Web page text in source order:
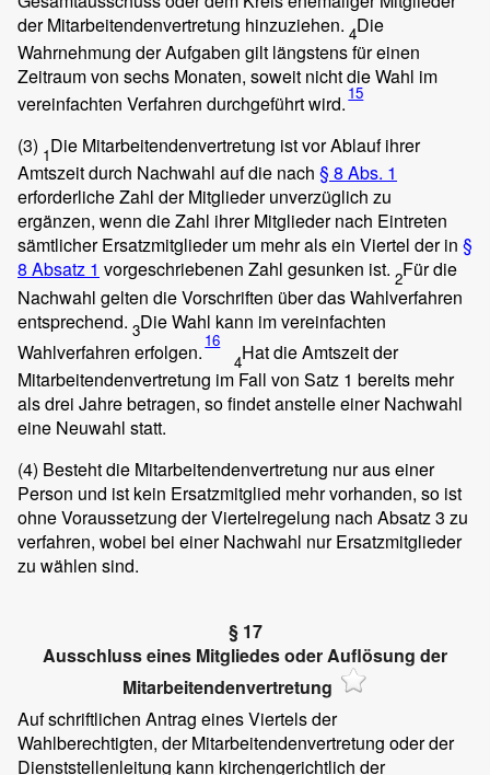
der Mitarbeitendenvertretung hinzuziehen. 4Die
Wahrnehmung der Aufgaben gilt längstens für einen
Zeitraum von sechs Monaten, soweit nicht die Wahl im
vereinfachten Verfahren durchgeführt wird. 15
(3) 1Die Mitarbeitendenvertretung ist vor Ablauf ihrer
Amtszeit durch Nachwahl auf die nach § 8 Abs. 1
erforderliche Zahl der Mitglieder unverzüglich zu
ergänzen, wenn die Zahl ihrer Mitglieder nach Eintreten
sämtlicher Ersatzmitglieder um mehr als ein Viertel der in §
8 Absatz 1 vorgeschriebenen Zahl gesunken ist. 2Für die
Nachwahl gelten die Vorschriften über das Wahlverfahren
entsprechend. 3Die Wahl kann im vereinfachten
Wahlverfahren erfolgen. 16
4Hat die Amtszeit der
Mitarbeitendenvertretung im Fall von Satz 1 bereits mehr
als drei Jahre betragen, so findet anstelle einer Nachwahl
eine Neuwahl statt.
(4) Besteht die Mitarbeitendenvertretung nur aus einer
Person und ist kein Ersatzmitglied mehr vorhanden, so ist
ohne Voraussetzung der Viertelregelung nach Absatz 3 zu
verfahren, wobei bei einer Nachwahl nur Ersatzmitglieder
zu wählen sind.
§ 17
Ausschluss eines Mitgliedes oder Auflösung der
Mitarbeitendenvertretung
Auf schriftlichen Antrag eines Viertels der
Wahlberechtigten, der Mitarbeitendenvertretung oder der
Dienststellenleitung kann kirchengerichtlich der